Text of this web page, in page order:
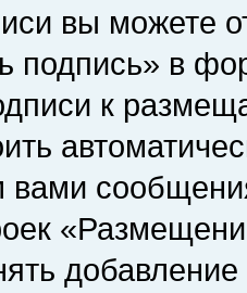
вы можете
подпись» в
к
вами